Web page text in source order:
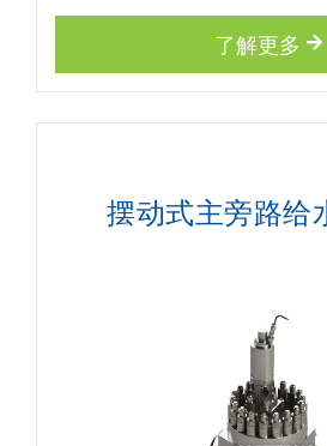
了解更多
摆动式主旁路给